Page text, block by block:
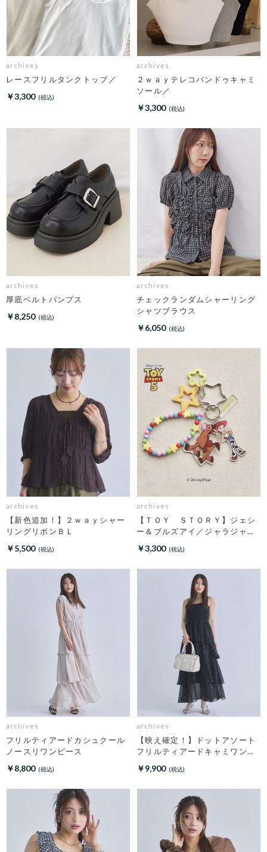
archives
レースフリルタンクトップ／
￥3,300
archives
２ｗａｙテレコバンドゥキャミ
ソール／
￥3,300
archives
厚底ベルトパンプス
￥8,250
archives
チェックランダムシャーリング
シャツブラウス
￥6,050
archives
【新色追加！】２ｗａｙシャー
リングリボンＢＬ
￥5,500
archives
【ＴＯＹ ＳＴＯＲＹ】ジェシ
ー＆ブルズアイ／ジャラジャラ
￥3,300
archives
フリルティアードカシュクール
ノースリワンピース
￥8,800
archives
【映え確定！】ドットアソート
フリルティアードキャミワンピ
￥9,900